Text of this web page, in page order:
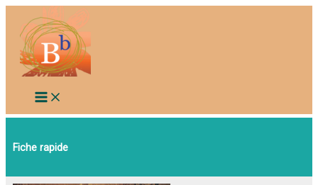
contenu
Fiche rapide